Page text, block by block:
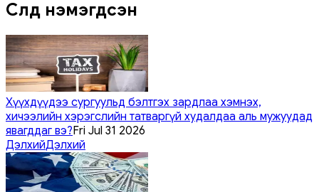
Сүүлд нэмэгдсэн
Хүүхдүүдээ сургуульд бэлтгэх зардлаа хэмнэх,
хичээлийн хэрэгслийн татваргүй худалдаа аль мужуудад
явагддаг вэ?Fri Jul 31 2026
ДэлхийДэлхий